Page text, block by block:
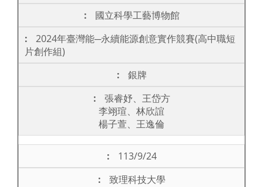
國立科學工藝博物館
2024年臺灣能─永續能源創意實作競賽(高中職短
片創作組)
銀牌
張睿妤、王岱方
李翊瑄、林欣誼
楊子萱、王逸倫
113/9/24
致理科技大學